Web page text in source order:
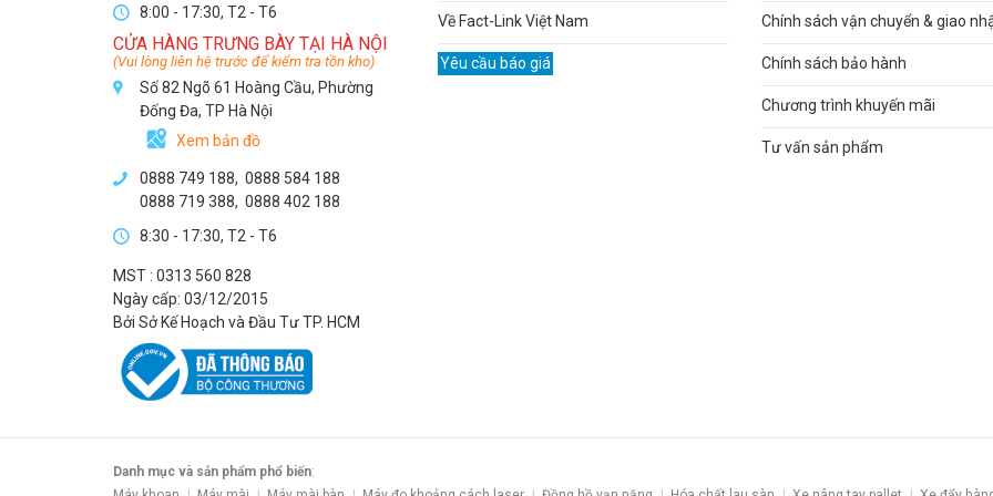
8:00 - 17:30, T2 - T6
CỬA HÀNG TRƯNG BÀY TẠI HÀ NỘI
(Vui lòng liên hệ trước để kiểm tra tồn kho)
Số 82 Ngõ 61 Hoàng Cầu, Phường
Đống Đa, TP Hà Nội
Xem bản đồ
0888 749 188, 0888 584 188
0888 719 388, 0888 402 188
8:30 - 17:30, T2 - T6
MST : 0313 560 828
Ngày cấp: 03/12/2015
Bởi Sở Kế Hoạch và Đầu Tư TP. HCM
Về Fact-Link Việt Nam
Yêu cầu báo giá
Chính sách vận chuyển & giao
Chính sách bảo hành
Chương trình khuyến mãi
Tư vấn sản phẩm
Danh mục và sản phẩm phổ biến: